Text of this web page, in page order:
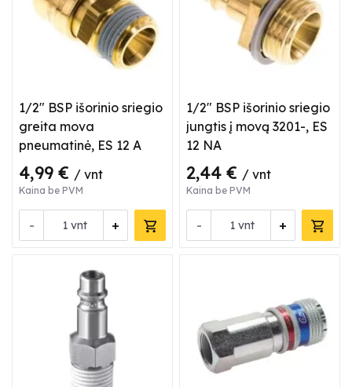
1/2" BSP išorinio sriegio
greita mova
pneumatinė, ES 12 A
4,99 € / vnt
Kaina be PVM
- +
vnt
1/2" BSP išorinio sriegio
jungtis į movą 3201-, ES
12 NA
2,44 € / vnt
Kaina be PVM
- +
vnt